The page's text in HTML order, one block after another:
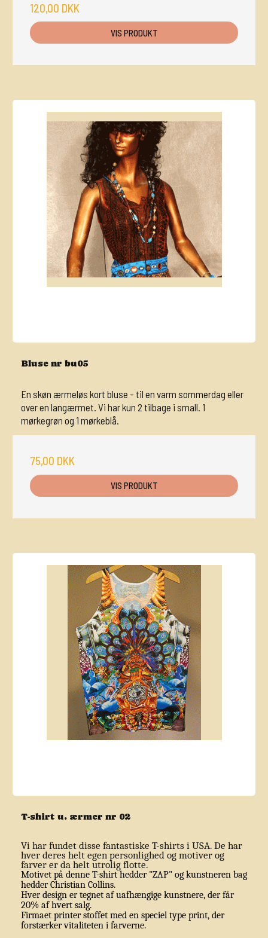
120,00 DKK
VIS PRODUKT
Bluse nr bu05
En skøn ærmeløs kort bluse - til en varm sommerdag eller
over en langærmet. Vi har kun 2 tilbage i small. 1
mørkegrøn og 1 mørkeblå.
75,00 DKK
VIS PRODUKT
T-shirt u. ærmer nr 02
Vi har fundet disse fantastiske T-shirts i USA. De har
hver deres helt egen personlighed og motiver og
farver er da helt utrolig flotte.
Motivet på denne T-shirt hedder "ZAP" og kunstneren bag
hedder Christian Collins.
Hver design er tegnet af uafhængige kunstnere, der får
20% af hvert salg.
Firmaet printer stoffet med en speciel type print, der
forstærker vitaliteten i farverne.